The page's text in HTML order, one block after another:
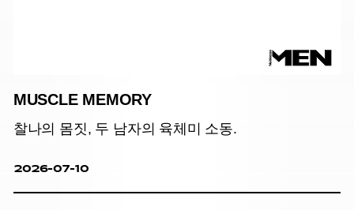
MUSCLE MEMORY
찰나의 몸짓, 두 남자의 육체미 소동.
2026-07-10